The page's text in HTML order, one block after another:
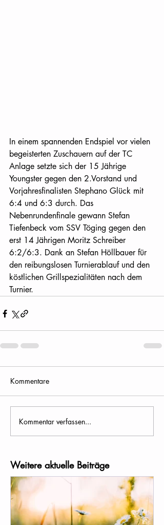
In einem spannenden Endspiel vor vielen
begeisterten Zuschauern auf der TC
Anlage setzte sich der 15 Jährige
Youngster gegen den 2.Vorstand und
Vorjahresfinalisten Stephano Glück mit
6:4 und 6:3 durch. Das
Nebenrundenfinale gewann Stefan
Tiefenbeck vom SSV Töging gegen den
erst 14 Jährigen Moritz Schreiber
6:2/6:3. Dank an Stefan Höllbauer für
den reibungslosen Turnierablauf und den
köstlichen Grillspezialitäten nach dem
Turnier.
Kommentare
Kommentar verfassen...
Weitere aktuelle Beiträge